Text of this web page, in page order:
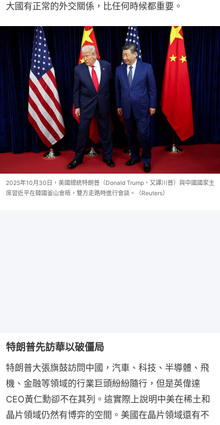
大國有正常的外交關係，比任何時候都重要。
2025年10月30日，美國總統特朗普（Donald Trump，又譯川普）與中國國家主
席習近平在韓國釜山會晤，雙方走路時進行會談。（Reuters）
特朗普先訪華以破僵局
特朗普大張旗鼓訪問中國，汽車、科技、半導體、飛
機、金融等領域的行業巨頭紛紛隨行，但是英偉達
CEO黃仁勳卻不在其列。這實際上說明中美在稀土和
晶片領域仍然有博弈的空間。美國在晶片領域還有不